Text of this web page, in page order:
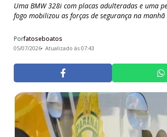
Uma BMW 328i com placas adulteradas e uma
fogo mobilizou as forças de segurança na
Porfatoseboatos
05/07/2026 Atualizado às 07:43